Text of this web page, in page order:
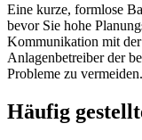
Eine kurze, formlose
bevor Sie hohe
Kommunikation mit
Anlagenbetreiber der
Probleme zu vermeiden.
Häufig